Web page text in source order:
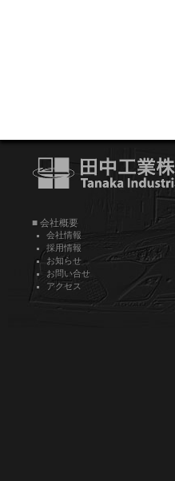
■ 会社概要
会社情報
採用情報
お知らせ
お問い合せ
アクセス